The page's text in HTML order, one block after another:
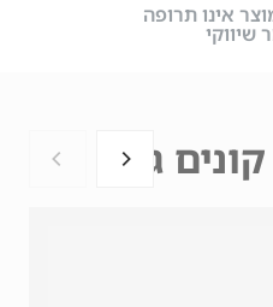
אינו תרופה
שיווקי
גם